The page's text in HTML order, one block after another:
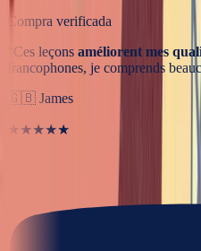
Compra verificada
Ces leçons améliorent mes
francophones, je comprends
🇬🇧 James
★★★★★